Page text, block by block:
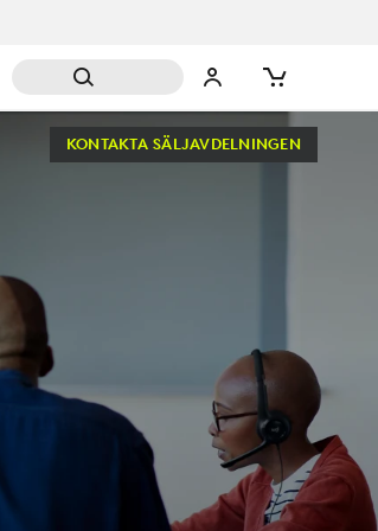
KONTAKTA SÄLJAVDELNINGEN